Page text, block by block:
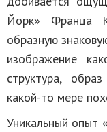
Йорк» Франца
образную
изображение
структура,
какой-то мере
Уникальный опыт